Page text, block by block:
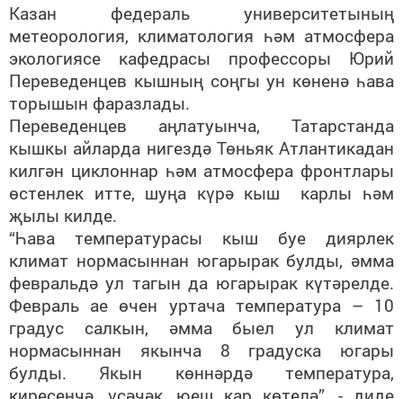
Казан федераль университетының
метеорология, климатология һәм атмосфера
экологиясе кафедрасы профессоры Юрий
Переведенцев кышның соңгы ун көненә һава
торышын фаразлады.
Переведенцев аңлатуынча, Татарстанда
кышкы айларда нигездә Төньяк Атлантикадан
килгән циклоннар һәм атмосфера фронтлары
өстенлек итте, шуңа күрә кыш карлы һәм
җылы килде.
“Һава температурасы кыш буе диярлек
климат нормасыннан югарырак булды, әмма
февральдә ул тагын да югарырак күтәрелде.
Февраль ае өчен уртача температура – 10
градус салкын, әмма быел ул климат
нормасыннан якынча 8 градуска югары
булды. Якын көннәрдә температура,